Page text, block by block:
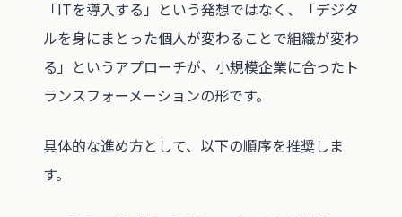
「ITを導入する」という発想ではなく、「デジタ
ルを身にまとった個人が変わることで組織が変わ
る」というアプローチが、小規模企業に合ったト
ランスフォーメーションの形です。
具体的な進め方として、以下の順序を推奨しま
す。